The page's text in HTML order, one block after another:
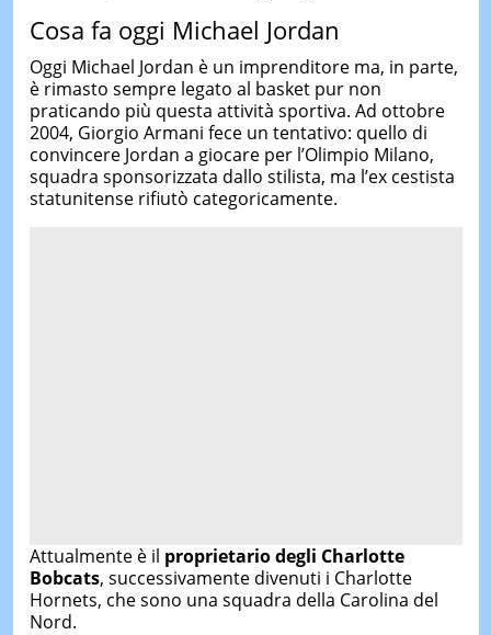
Cosa fa oggi Michael Jordan
Oggi Michael Jordan è un imprenditore ma, in parte,
è rimasto sempre legato al basket pur non
praticando più questa attività sportiva. Ad ottobre
2004, Giorgio Armani fece un tentativo: quello di
convincere Jordan a giocare per l’Olimpio Milano,
squadra sponsorizzata dallo stilista, ma l’ex cestista
statunitense rifiutò categoricamente.
Attualmente è il proprietario degli Charlotte
Bobcats, successivamente divenuti i Charlotte
Hornets, che sono una squadra della Carolina del
Nord.